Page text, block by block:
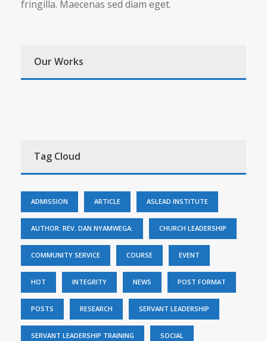
fringilla. Maecenas sed diam eget.
Our Works
Tag Cloud
ADMISSION ARTICLE ASLEAD INSTITUTE
AUTHOR: REV. DAN NYAMWEGA: CHURCH LEADERSHIP
COMMUNITY SERVICE COURSE EVENT
HOT INTEGRITY NEWS POST FORMAT
POSTS RESEARCH SERVANT LEADERSHIP
SERVANT LEADERSHIP TRAINING SOCIAL